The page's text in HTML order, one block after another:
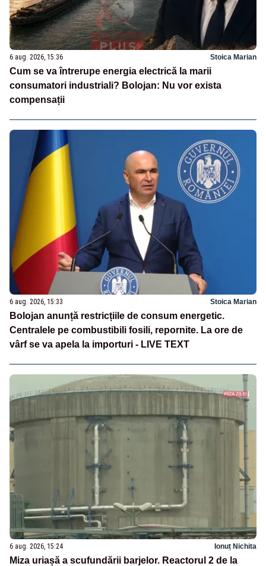
6 aug. 2026, 15:36 Stoica Marian
Cum se va întrerupe energia electrică la marii
consumatori industriali? Bolojan: Nu vor exista
compensații
6 aug. 2026, 15:33 Stoica Marian
Bolojan anunță restricțiile de consum energetic.
Centralele pe combustibili fosili, repornite. La ore de
vârf se va apela la importuri - LIVE TEXT
6 aug. 2026, 15:24 Ionuț Nichita
Miza uriașă a scufundării barjelor. Reactorul 2 de la